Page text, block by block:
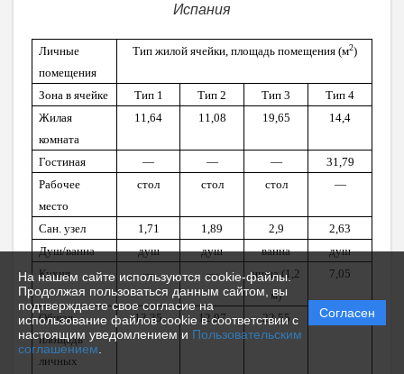
На нашем сайте используются cookie-файлы.
Продолжая пользоваться данным сайтом, вы
подтверждаете свое согласие на
использование файлов cookie в соответствии с
настоящим уведомлением и Пользовательским
соглашением
Согласен
Испания
Личные
помещения
Тип жилой ячейки, площадь помещения (м2)
Зона в ячейке Тип 1 Тип 2 Тип 3
Тип 4
Жилая
комната
11,64 11,08 19,65 14,4
Гостиная — — —
31,79
Рабочее
место
стол стол стол —
Сан. узел 1,71 1,89 2,9
2,63
Душ/ванна
душ душ ванна
душ
Кухня
— —
ниша (1,2
м)
7,05
Общая
площадь
личных
13,35 12,97 22,55 55,87